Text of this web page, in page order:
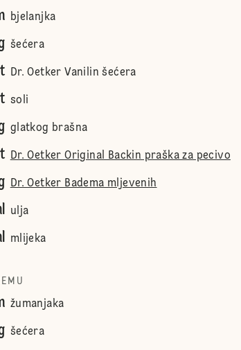
bjelanjka
šećera
Dr. Oetker Vanilin šećera
soli
glatkog brašna
Dr. Oetker Original Backin praška za pecivo
Dr. Oetker Badema mljevenih
ulja
mlijeka
žumanjaka
šećera